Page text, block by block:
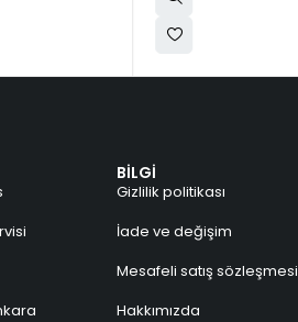
BİLGİ
Gizlilik politikası
İade ve değişim
Mesafeli satış sözleşmesi
Hakkımızda